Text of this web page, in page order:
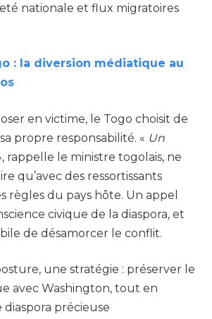
nationale et flux migratoires
: la diversion médiatique au
en victime, le Togo choisit de
propre responsabilité. « Un
rappelle le ministre togolais, ne
qu’avec des ressortissants
règles du pays hôte. Un appel
civique de la diaspora, et
de désamorcer le conflit.
une stratégie : préserver le
avec Washington, tout en
précieuse